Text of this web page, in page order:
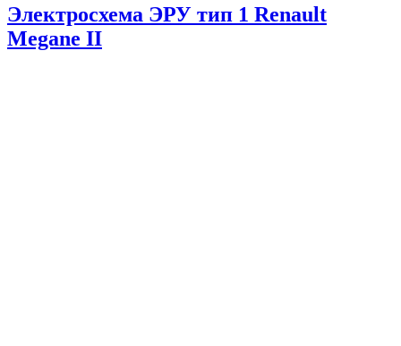
Электросхема ЭРУ тип 1 Renault
Megane II